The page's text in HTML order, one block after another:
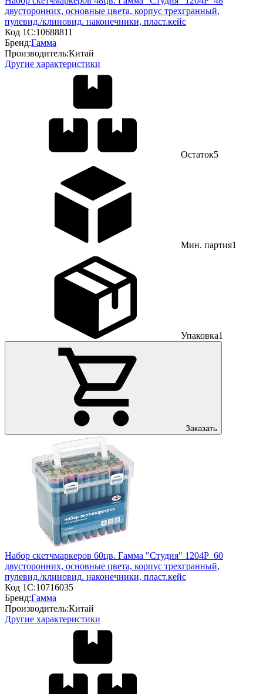
двусторонних, основные цвета, корпус трехгранный,
пулевид./клиновид. наконечники, пласт.кейс
Код 1С:10688811
Бренд:Гамма
Производитель:Китай
Другие характеристики
Остаток5
Мин. партия1
Упаковка1
Заказать
Набор скетчмаркеров 60цв. Гамма "Студия" 1204P_60
двусторонних, основные цвета, корпус трехгранный,
пулевид./клиновид. наконечники, пласт.кейс
Код 1С:10716035
Бренд:Гамма
Производитель:Китай
Другие характеристики